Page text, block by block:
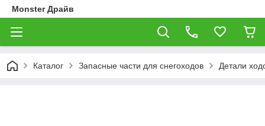
Monster Драйв
Каталог Запасные части для снегоходов Детали